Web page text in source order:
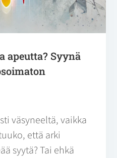
apeutta? Syynä
väsyneeltä, vaikka
että arki
syytä? Tai ehkä